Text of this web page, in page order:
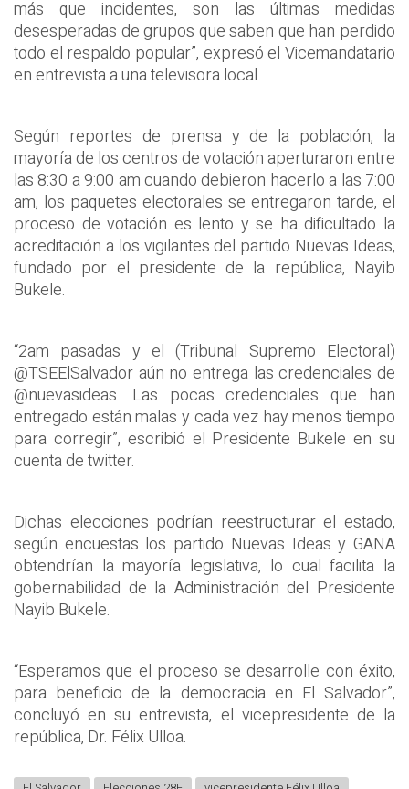
más que incidentes, son las últimas medidas
desesperadas de grupos que saben que han perdido
todo el respaldo popular”, expresó el Vicemandatario
en entrevista a una televisora local.
Según reportes de prensa y de la población, la
mayoría de los centros de votación aperturaron entre
las 8:30 a 9:00 am cuando debieron hacerlo a las 7:00
am, los paquetes electorales se entregaron tarde, el
proceso de votación es lento y se ha dificultado la
acreditación a los vigilantes del partido Nuevas Ideas,
fundado por el presidente de la república, Nayib
Bukele.
“2am pasadas y el (Tribunal Supremo Electoral)
@TSEElSalvador aún no entrega las credenciales de
@nuevasideas. Las pocas credenciales que han
entregado están malas y cada vez hay menos tiempo
para corregir”, escribió el Presidente Bukele en su
cuenta de twitter.
Dichas elecciones podrían reestructurar el estado,
según encuestas los partido Nuevas Ideas y GANA
obtendrían la mayoría legislativa, lo cual facilita la
gobernabilidad de la Administración del Presidente
Nayib Bukele.
“Esperamos que el proceso se desarrolle con éxito,
para beneficio de la democracia en El Salvador”,
concluyó en su entrevista, el vicepresidente de la
república, Dr. Félix Ulloa.